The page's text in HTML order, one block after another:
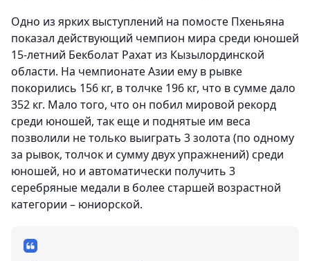
Одно из ярких выступлений на помосте Пхеньяна
показал действующий чемпион мира среди юношей
15-летний Бекболат Рахат из Кызылординской
области. На чемпионате Азии ему в рывке
покорились 156 кг, в толчке 196 кг, что в сумме дало
352 кг. Мало того, что он побил мировой рекорд
среди юношей, так еще и поднятые им веса
позволили не только выиграть 3 золота (по одному
за рывок, толчок и сумму двух упражнений) среди
юношей, но и автоматически получить 3
серебряные медали в более старшей возрастной
категории – юниорской.